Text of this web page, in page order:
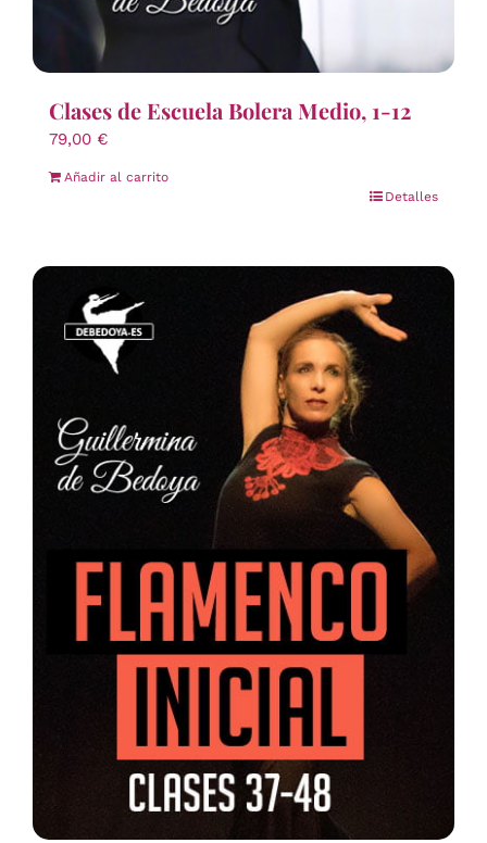
Clases de Escuela Bolera Medio, 1-12
79,00 €
Añadir al carrito
Detalles